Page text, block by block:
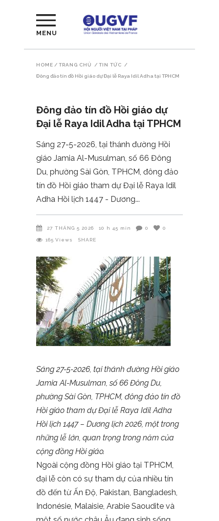
MENU
HOME / TRANG CHỦ / TIN TỨC /
Đông đảo tín đồ Hồi giáo dự Đại lễ Raya Idil Adha tại TPHCM
Đông đảo tín đồ Hồi giáo dự
Đại lễ Raya Idil Adha tại TPHCM
Sáng 27-5-2026, tại thánh đường Hồi
giáo Jamia Al-Musulman, số 66 Đông
Du, phường Sài Gòn, TPHCM, đông đảo
tín đồ Hồi giáo tham dự Đại lễ Raya Idil
Adha Hồi lịch 1447 - Dương
27 THÁNG 5 2026 10 h 45 min 0 0
165 Views SHARE
Sáng 27-5-2026, tại thánh đường Hồi giáo
Jamia Al-Musulman, số 66 Đông Du,
phường Sài Gòn, TPHCM, đông đảo tín đồ
Hồi giáo tham dự Đại lễ Raya Idil Adha
Hồi lịch 1447 – Dương lịch 2026, một trong
những lễ lớn, quan trọng trong năm của
cộng đồng Hồi giáo.
Ngoài cộng đồng Hồi giáo tại TPHCM,
đại lễ còn có sự tham dự của nhiều tín
đồ đến từ Ấn Độ, Pakistan, Bangladesh,
Indonésie, Malaisie, Arabie Saoudite và